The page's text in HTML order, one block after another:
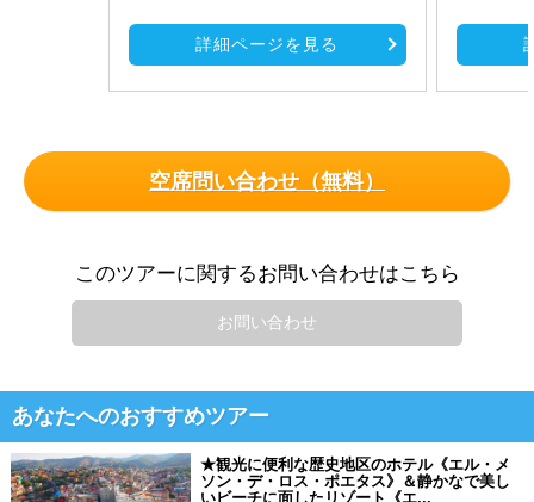
詳細ページを見る
空席問い合わせ（無料）
このツアーに関するお問い合わせはこちら
お問い合わせ
あなたへのおすすめツアー
★観光に便利な歴史地区のホテル《エル・メ
ソン・デ・ロス・ポエタス》＆静かなで美し
いビーチに面したリゾート《エ...